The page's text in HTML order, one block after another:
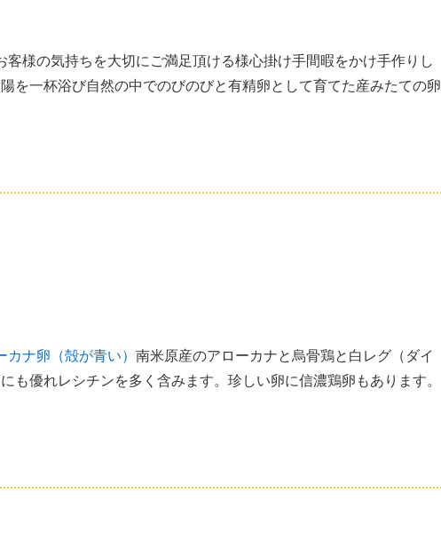
客様の気持ちを大切にご満足頂ける様心掛け手間暇をかけ手作りし
を一杯浴び自然の中でのびのびと有精卵として育てた産みたての卵
カナ卵（殻が青い） 南米原産のアローカナと烏骨鶏と白レグ（ダイ
も優れレシチンを多く含みます。珍しい卵に信濃鶏卵もあります。